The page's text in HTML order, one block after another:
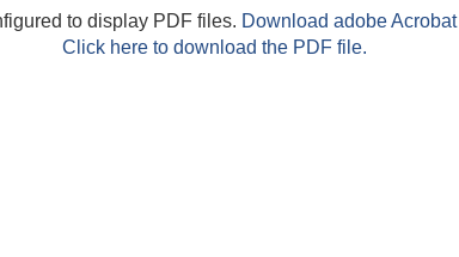
to display PDF files. Download adobe Acrobat
Click here to download the PDF file.